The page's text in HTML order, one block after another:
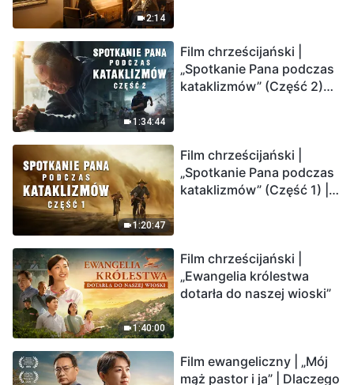
2:14
1:34:44
Film chrześcijański |
„Spotkanie Pana podczas
kataklizmów” (Część 2)
Ludzkość weszła w
odliczanie. Czy znalazłeś
już drogę ocalenia?
1:20:47
Film chrześcijański |
„Spotkanie Pana podczas
kataklizmów” (Część 1) |
1:40:00
Film chrześcijański |
„Ewangelia królestwa
dotarła do naszej wioski”
Film ewangeliczny | „Mój
mąż pastor i ja” | Dlaczego